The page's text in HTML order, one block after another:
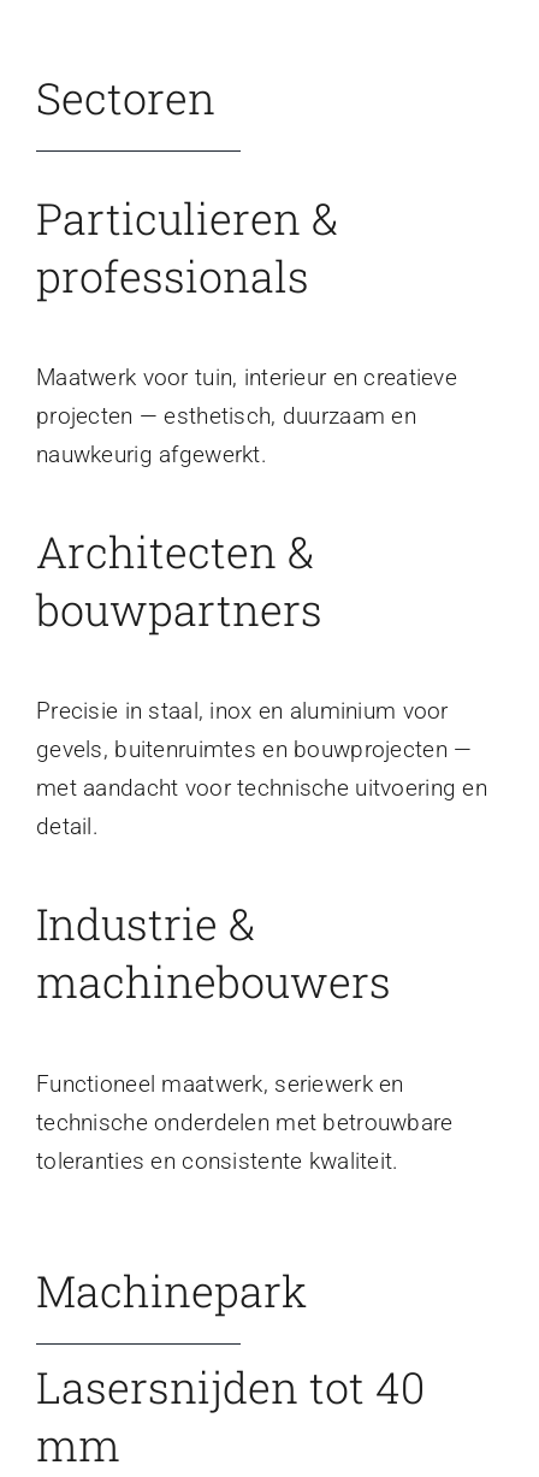
Sectoren
Particulieren &
professionals
Maatwerk voor tuin, interieur en creatieve
projecten — esthetisch, duurzaam en
nauwkeurig afgewerkt.
Architecten &
bouwpartners
Precisie in staal, inox en aluminium voor
gevels, buitenruimtes en bouwprojecten —
met aandacht voor technische uitvoering en
detail.
Industrie &
machinebouwers
Functioneel maatwerk, seriewerk en
technische onderdelen met betrouwbare
toleranties en consistente kwaliteit.
Machinepark
Lasersnijden tot 40
mm